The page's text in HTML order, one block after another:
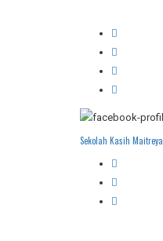
Sekolah Kasih Maitreya